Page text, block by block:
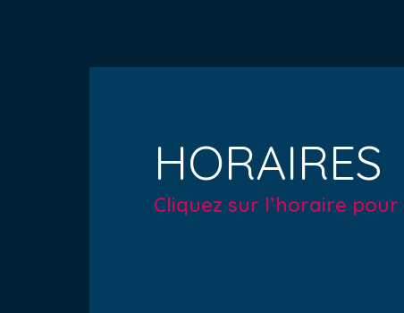
HORAIRES
Cliquez sur l’horaire